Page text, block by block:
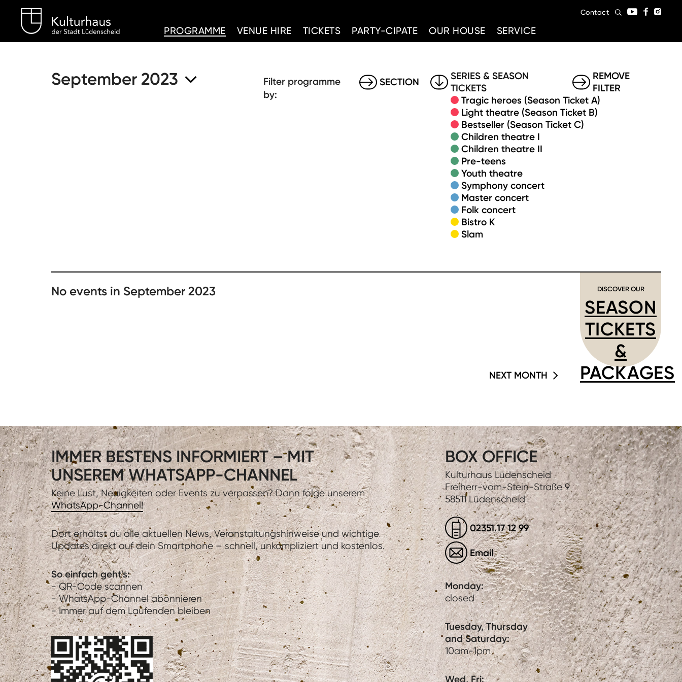
PROGRAMME
VENUE HIRE TICKETS PARTY-CIPATE OUR HOUSE SERVICE
Contact
September 2023
Filter programme
by:
SECTION
SERIES & SEASON
TICKETS
Tragic heroes (Season Ticket A)
Light theatre (Season Ticket B)
Bestseller (Season Ticket C)
Children theatre I
Children theatre II
Pre-teens
Youth theatre
Symphony concert
Master concert
Folk concert
Bistro K
Slam
REMOVE
FILTER
No events in September 2023 DISCOVER OUR
SEASON
TICKETS
&
PACKAGES
NEXT MONTH
IMMER BESTENS INFORMIERT – MIT
UNSEREM WHATSAPP-CHANNEL
Keine Lust, Neuigkeiten oder Events zu verpassen? Dann folge unserem
WhatsApp-Channel!
Dort erhältst du alle aktuellen News, Veranstaltungshinweise und wichtige
Updates direkt auf dein Smartphone – schnell, unkompliziert und kostenlos.
So einfach geht's:
- QR-Code scannen
- WhatsApp-Channel abonnieren
- Immer auf dem Laufenden bleiben
BOX OFFICE
Kulturhaus Lüdenscheid
Freiherr-vom-Stein-Straße 9
58511 Lüdenscheid
02351.17 12 99
Email
Monday:
closed
Tuesday, Thursday
and Saturday:
10am-1pm
Wed, Fri: